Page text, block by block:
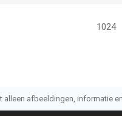
1024
afbeeldingen, informatie